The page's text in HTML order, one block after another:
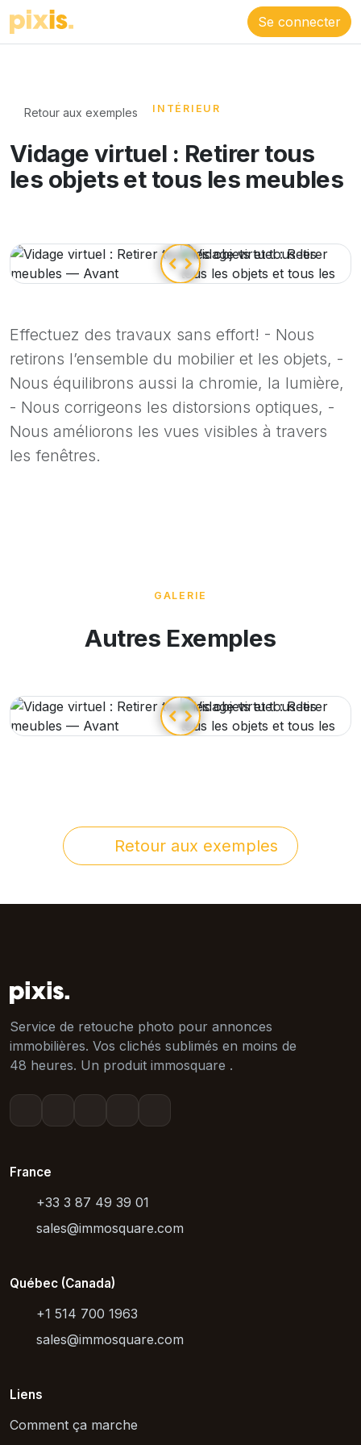
Se connecter
Retour aux exemples INTÉRIEUR
Vidage virtuel : Retirer tous
les objets et tous les meubles
Effectuez des travaux sans effort! - Nous
retirons l’ensemble du mobilier et les objets, -
Nous équilibrons aussi la chromie, la lumière,
- Nous corrigeons les distorsions optiques, -
Nous améliorons les vues visibles à travers
les fenêtres.
GALERIE
Autres Exemples
Retour aux exemples
Service de retouche photo pour annonces
immobilières. Vos clichés sublimés en moins de
48 heures. Un produit immosquare .
France
+33 3 87 49 39 01
sales@immosquare.com
Québec (Canada)
+1 514 700 1963
sales@immosquare.com
Liens
Comment ça marche